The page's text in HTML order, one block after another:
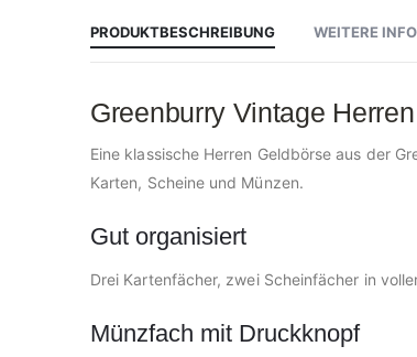
Bildgalerie
springen
PRODUKTBESCHREIBUNG
Greenburry Vintage
Eine klassische Herren Geldbörse aus der
Karten, Scheine und Münzen.
Gut organisiert
Drei Kartenfächer, zwei Scheinfächer in
Münzfach mit Druckknopf
WEITERE